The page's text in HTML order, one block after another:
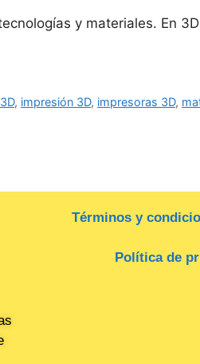
y materiales. En
, impresión 3D, impresoras 3D,
Términos y
Política de